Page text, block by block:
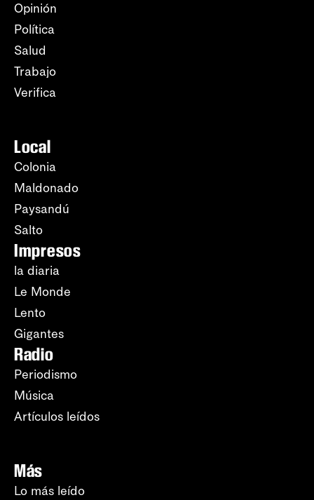
Opinión
Política
Salud
Trabajo
Verifica
Local
Colonia
Maldonado
Paysandú
Salto
Impresos
la diaria
Le Monde
Lento
Gigantes
Radio
Periodismo
Música
Artículos leídos
Más
Lo más leído